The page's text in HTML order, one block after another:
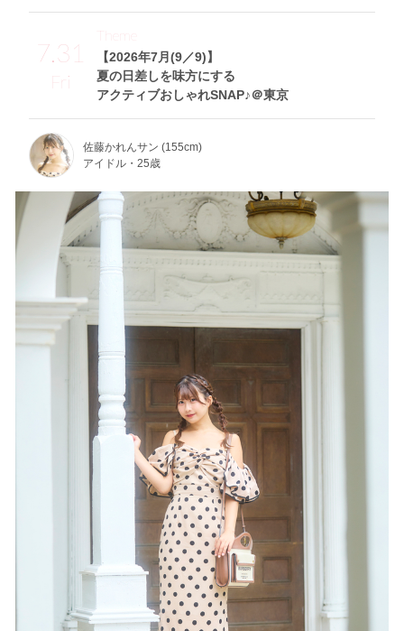
7.31
Fri
【2026年7月(9／9)】
夏の日差しを味方にする
アクティブおしゃれSNAP♪＠東京
Theme
佐藤かれんサン (155cm)
アイドル・25歳